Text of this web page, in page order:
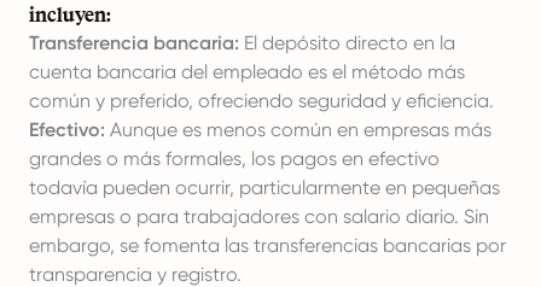
incluyen:
Transferencia bancaria: El depósito directo en la
cuenta bancaria del empleado es el método más
común y preferido, ofreciendo seguridad y eficiencia.
Efectivo: Aunque es menos común en empresas más
grandes o más formales, los pagos en efectivo
todavía pueden ocurrir, particularmente en pequeñas
empresas o para trabajadores con salario diario. Sin
embargo, se fomenta las transferencias bancarias por
transparencia y registro.